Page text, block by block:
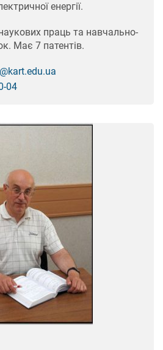
енергії.
праць та навчально-
Має 7 патентів.
04